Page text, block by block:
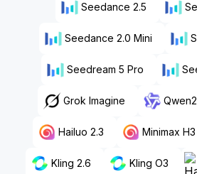
Seedance 2.5
Seedance 2.0 Mini
Seedream 5 Pro
Grok Imagine Qwen2
Hailuo 2.3 Minimax H3
Kling 2.6 Kling O3